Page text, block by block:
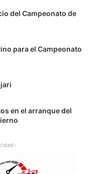
del Campeonato de
para el Campeonato
en el arranque del